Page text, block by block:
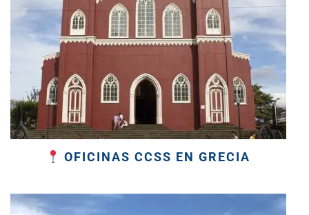
OFICINAS CCSS EN GRECIA